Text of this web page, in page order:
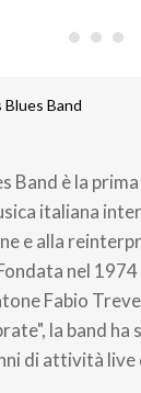
Blues Band
Band è la
italiana
e alla
nel 1974
Fabio
la band
di attività